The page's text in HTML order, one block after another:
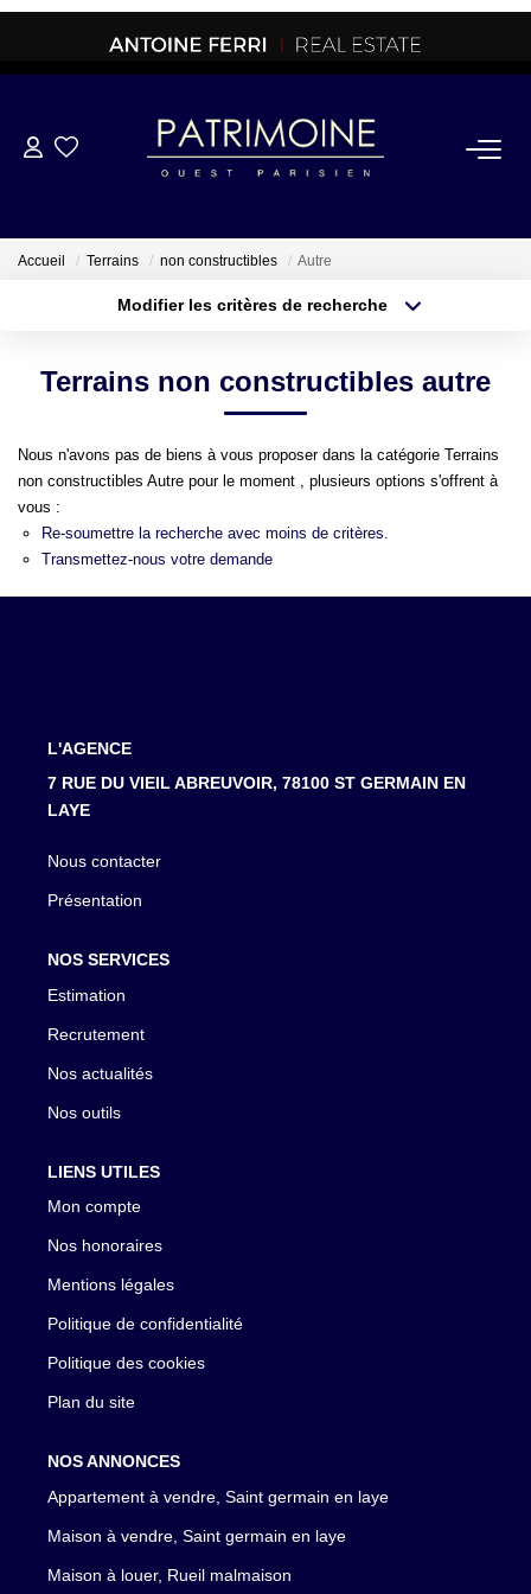
ACHETER
OFF MARKET
BRETAGNE
PROPRIETES/CHATEAUX
LOUER
Accueil Terrains non constructibles Autre
Modifier les critères de recherche
Type de bien
Budget max Plus de critères
Terrains non constructibles autre
Nous n'avons pas de biens à vous proposer dans la catégorie Terrains
non constructibles Autre pour le moment , plusieurs options s'offrent à
vous :
Re-soumettre la recherche avec moins de critères.
Transmettez-nous votre demande
L'AGENCE
7 RUE DU VIEIL ABREUVOIR, 78100 ST GERMAIN EN
LAYE
Nous contacter
Présentation
NOS SERVICES
Estimation
Recrutement
Nos actualités
Nos outils
LIENS UTILES
Mon compte
Nos honoraires
Mentions légales
Politique de confidentialité
Politique des cookies
Plan du site
NOS ANNONCES
Appartement à vendre, Saint germain en laye
Maison à vendre, Saint germain en laye
Maison à louer, Rueil malmaison